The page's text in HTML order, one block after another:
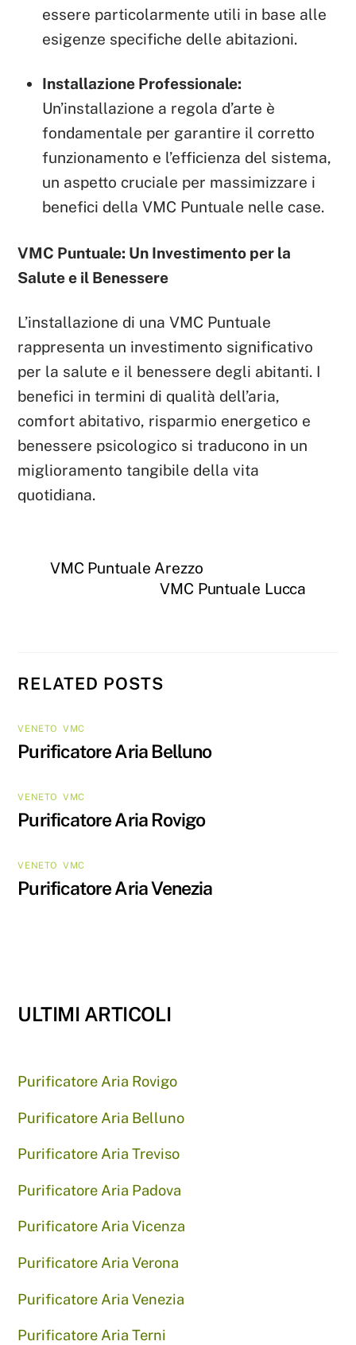
essere particolarmente utili in base alle
esigenze specifiche delle abitazioni.
Installazione Professionale:
Un’installazione a regola d’arte è
fondamentale per garantire il corretto
funzionamento e l’efficienza del sistema,
un aspetto cruciale per massimizzare i
benefici della VMC Puntuale nelle case.
VMC Puntuale: Un Investimento per la
Salute e il Benessere
L’installazione di una VMC Puntuale
rappresenta un investimento significativo
per la salute e il benessere degli abitanti. I
benefici in termini di qualità dell’aria,
comfort abitativo, risparmio energetico e
benessere psicologico si traducono in un
miglioramento tangibile della vita
quotidiana.
VMC Puntuale Arezzo
VMC Puntuale Lucca
RELATED POSTS
VENETO ,VMC
Purificatore Aria Belluno
VENETO ,VMC
Purificatore Aria Rovigo
VENETO ,VMC
Purificatore Aria Venezia
ULTIMI ARTICOLI
Purificatore Aria Rovigo
Purificatore Aria Belluno
Purificatore Aria Treviso
Purificatore Aria Padova
Purificatore Aria Vicenza
Purificatore Aria Verona
Purificatore Aria Venezia
Purificatore Aria Terni